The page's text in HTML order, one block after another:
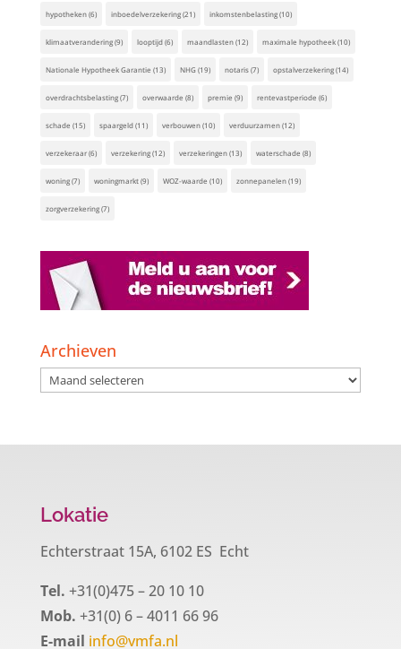
hypotheken(6) inboedelverzekering(21) inkomstenbelasting(10)
klimaatverandering(9) looptijd(6) maandlasten(12) maximale hypotheek(10)
Nationale Hypotheek Garantie (13) NHG(19) notaris(7) opstalverzekering(14)
overdrachtsbelasting(7) overwaarde (8) premie (9) rentevastperiode (6)
schade (15) spaargeld(11) verbouwen(10) verduurzamen(12)
verzekeraar(6) verzekering(12) verzekeringen(13) waterschade (8)
woning(7) woningmarkt(9) WOZ-waarde (10) zonnepanelen(19)
zorgverzekering(7)
Archieven
Archieven
Lokatie
Echterstraat 15A, 6102 ES Echt
Tel. +31(0)475 – 20 10 10
Mob. +31(0) 6 – 4011 66 96
E-mail info@vmfa.nl